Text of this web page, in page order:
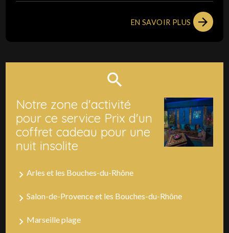
EN SAVOIR PLUS
Notre zone d'activité
pour ce service Prix d'un
coffret cadeau pour une
nuit insolite
Arles et les Bouches-du-Rhône
Salon-de-Provence et les Bouches-du-Rhône
Marseille plage